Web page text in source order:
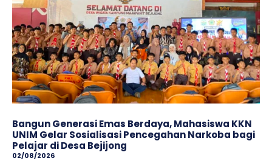
Bangun Generasi Emas Berdaya, Mahasiswa KKN
UNIM Gelar Sosialisasi Pencegahan Narkoba bagi
Pelajar di Desa Bejijong
02/08/2026